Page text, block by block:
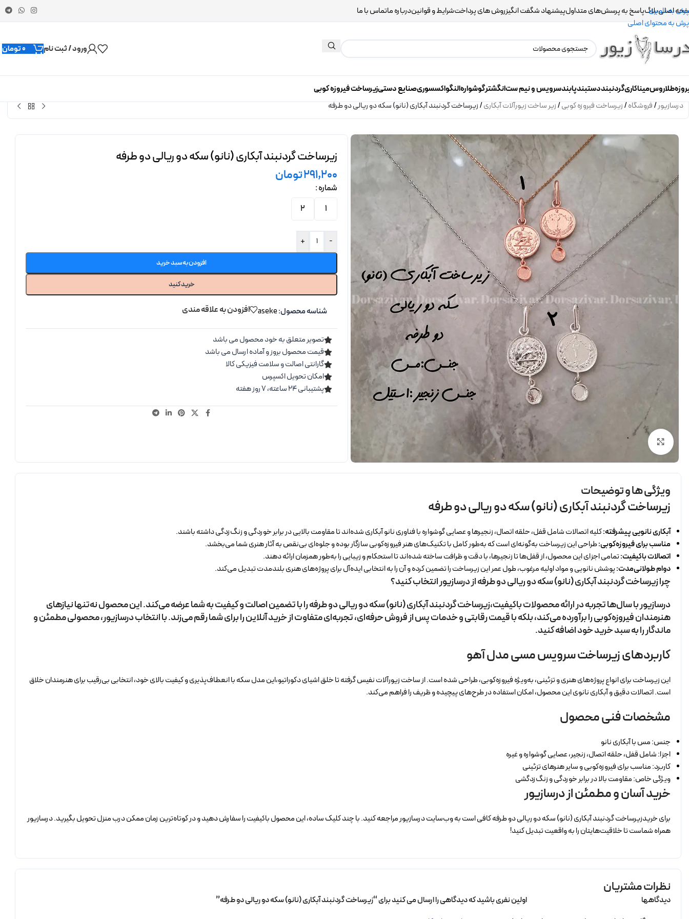
پرش به ناوبری
پرش به محتوای اصلی
اصلیبلاگپاسخ به پرسش‌های متداولپیشنهاد شگفت انگیزروش های پرداختشرایط و قوانیندرباره ماتماس با ما
ورود / ثبت نام 0تومان
طلاروسمیناکاریگردنبنددستبندپابندسرویس و نیم ستانگشترگوشوارهالنگواکسسوریصنایع دستیزیرساخت فیروزه کوبی
درسازیور/فروشگاه/زیرساخت فیروزه کوبی/زیر ساخت زیورآلات آبکاری/زیرساخت گردنبند آبکاری (نانو) سکه دو ریالی دو طرفه
برای بزرگنمایی کلیک کنید
زیرساخت گردنبند آبکاری (نانو) سکه دو ریالی دو طرفه
291,200تومان
شماره
1
2
-
+
افزودن به سبد خرید
خرید کنید
شناسه محصول:aseke افزودن به علاقه مندی
تصویر متعلق به خود محصول می باشد
قیمت محصول بروز و آماده ارسال می باشد
گارانتی اصالت و سلامت فیزیکی کالا
امکان تحویل اکسپرس
پشتیبانی ۲۴ ساعته، ۷ روز هفته
ویژگی ها و توضیحات
زیرساخت گردنبند آبکاری (نانو) سکه دو ریالی دو طرفه
آبکاری نانویی پیشرفته:کلیه اتصالات شامل قفل، حلقه اتصال، زنجیرها و عصایی گوشواره با فناوری نانو آبکاری شده‌اند تا مقاومت بالایی در برابر خوردگی و زنگ‌زدگی داشته باشند.
مناسب برای فیروزه‌کوبی:طراحی این زیرساخت به‌گونه‌ای است که به‌طور کامل با تکنیک‌های هنر فیروزه‌کوبی سازگار بوده و جلوه‌ای بی‌نقص به آثار هنری شما می‌بخشد.
اتصالات باکیفیت:تمامی اجزای این محصول، از قفل‌ها تا زنجیرها، با دقت و ظرافت ساخته شده‌اند تا استحکام و زیبایی را به‌طور همزمان ارائه دهند.
دوام طولانی‌مدت:پوشش نانویی و مواد اولیه مرغوب، طول عمر این زیرساخت را تضمین کرده و آن را به انتخابی ایده‌آل برای پروژه‌های هنری بلندمدت تبدیل می‌کند.
چرا زیرساخت گردنبند آبکاری (نانو) سکه دو ریالی دو طرفه از درسازیور انتخاب کنید؟
درسازیور با سال‌ها تجربه در ارائه محصولات باکیفیت،زیرساخت گردنبند آبکاری (نانو) سکه دو ریالی دو طرفه را با تضمین اصالت و کیفیت به شما عرضه می‌کند. این محصول نه‌تنها نیازهای
هنرمندان فیروزه‌کوبی را برآورده می‌کند، بلکه با قیمت رقابتی و خدمات پس از فروش حرفه‌ای، تجربه‌ای متفاوت از خرید آنلاین را برای شما رقم می‌زند. با انتخاب درسازیور، محصولی مطمئن و
ماندگار را به سبد خرید خود اضافه کنید.
کاربردهای زیرساخت سرویس مسی مدل آهو
این زیرساخت برای انواع پروژه‌های هنری و تزئینی، به‌ویژه فیروزه‌کوبی، طراحی شده است. از ساخت زیورآلات نفیس گرفته تا خلق اشیای دکوراتیو،این مدل سکه با انعطاف‌پذیری و کیفیت بالای خود، انتخابی بی‌رقیب برای هنرمندان خلاق
است. اتصالات دقیق و آبکاری نانوی این محصول، امکان استفاده در طرح‌های پیچیده و ظریف را فراهم می‌کند.
مشخصات فنی محصول
جنس: مس با آبکاری نانو
اجزا: شامل قفل، حلقه اتصال، زنجیر، عصایی گوشواره و غیره
کاربرد: مناسب برای فیروزه‌کوبی و سایر هنرهای تزئینی
ویژگی خاص: مقاومت بالا در برابر خوردگی و زنگ‌زدگشی
خرید آسان و مطمئن از درسازیور
برای خریدزیرساخت گردنبند آبکاری (نانو) سکه دو ریالی دو طرفه کافی است به وب‌سایت درسازیور مراجعه کنید. با چند کلیک ساده، این محصول باکیفیت را سفارش دهید و در کوتاه‌ترین زمان ممکن درب منزل تحویل بگیرید. درسازیور
همراه شماست تا خلاقیت‌هایتان را به واقعیت تبدیل کنید!
نظرات مشتریان
دیدگاهها
اولین نفری باشید که دیدگاهی را ارسال می کنید برای “زیرساخت گردنبند آبکاری (نانو) سکه دو ریالی دو طرفه”